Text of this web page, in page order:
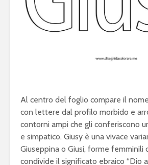
Al centro del foglio compare il
con lettere dal profilo morbido e
contorni ampi che gli conferiscono
e simpatico. Giusy è una vivace
Giuseppina o Giusi, forme femminili
condivide il significato ebraico “Dio